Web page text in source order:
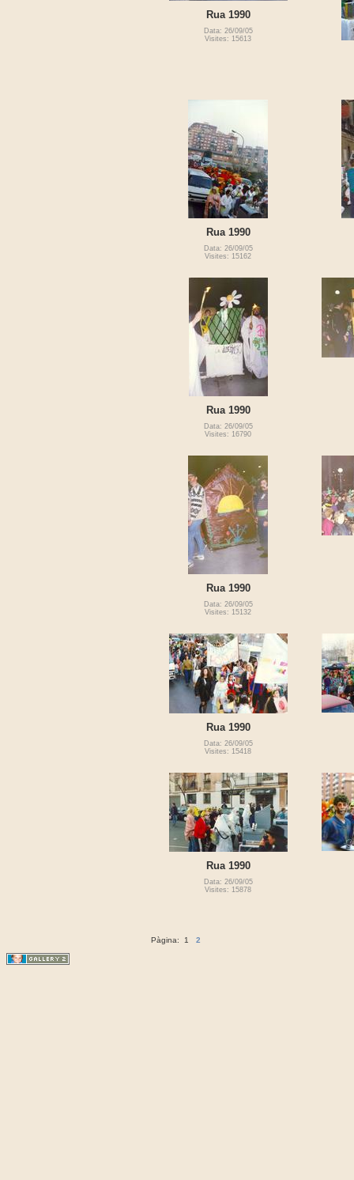
Rua 1990
Data: 26/09/05
Visites: 15613
Rua 1990
Data: 26/09/05
Visites: 15162
Rua 1990
Data: 26/09/05
Visites: 16790
Rua 1990
Data: 26/09/05
Visites: 15132
Rua 1990
Data: 26/09/05
Visites: 15418
Rua 1990
Data: 26/09/05
Visites: 15878
Pàgina: 1 2